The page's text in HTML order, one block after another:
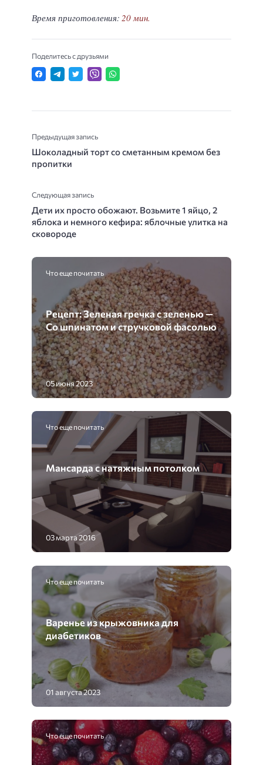
Время приготовления: 20 мин.
Поделитесь с друзьями
Предыдущая запись
Шоколадный торт со сметанным кремом без
пропитки
Следующая запись
Дети их просто обожают. Возьмите 1 яйцо, 2
яблока и немного кефира: яблочные улитка на
сковороде
Что еще почитать
Рецепт: Зеленая гречка с зеленью —
Со шпинатом и стручковой фасолью
05 июня 2023
Что еще почитать
Мансарда с натяжным потолком
03 марта 2016
Что еще почитать
Варенье из крыжовника для
диабетиков
01 августа 2023
Что еще почитать